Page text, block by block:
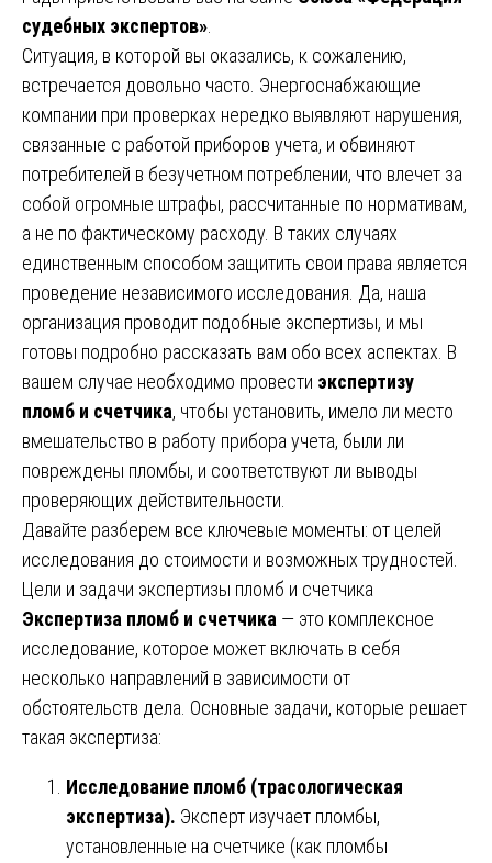
судебных экспертов»
Ситуация, в которой вы оказались, к сожалению,
встречается довольно часто. Энергоснабжающие
компании при проверках нередко выявляют нарушения,
связанные с работой приборов учета, и обвиняют
потребителей в безучетном потреблении, что влечет за
собой огромные штрафы, рассчитанные по нормативам,
а не по фактическому расходу. В таких случаях
единственным способом защитить свои права является
проведение независимого исследования. Да, наша
организация проводит подобные экспертизы, и мы
готовы подробно рассказать вам обо всех аспектах. В
вашем случае необходимо провести экспертизу
пломб и счетчика, чтобы установить, имело ли место
вмешательство в работу прибора учета, были ли
повреждены пломбы, и соответствуют ли выводы
проверяющих действительности.
Давайте разберем все ключевые моменты: от целей
исследования до стоимости и возможных трудностей.
Цели и задачи экспертизы пломб и счетчика
Экспертиза пломб и счетчика — это комплексное
исследование, которое может включать в себя
несколько направлений в зависимости от
обстоятельств дела. Основные задачи, которые решает
такая экспертиза:
Исследование пломб (трасологическая
экспертиза). Эксперт изучает пломбы,
установленные на счетчике (как пломбы